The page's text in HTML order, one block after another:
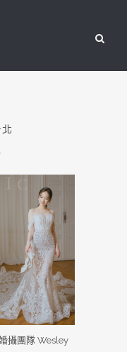
攝團隊 Wesley